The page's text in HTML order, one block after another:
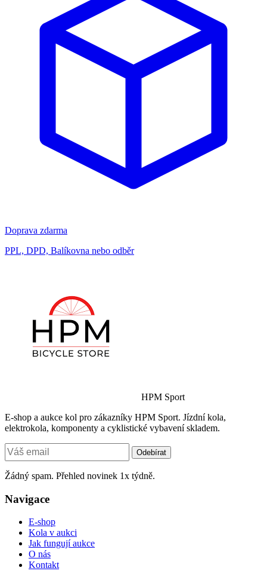
Doprava zdarma
PPL, DPD, Balíkovna nebo odběr
HPM Sport
E-shop a aukce kol pro zákazníky HPM Sport. Jízdní kola,
elektrokola, komponenty a cyklistické vybavení skladem.
Odebírat
Žádný spam. Přehled novinek 1x týdně.
Navigace
E-shop
Kola v aukci
Jak fungují aukce
O nás
Kontakt